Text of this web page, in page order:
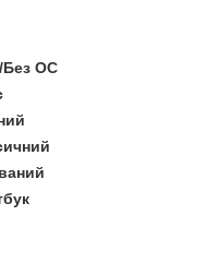
Без ОС